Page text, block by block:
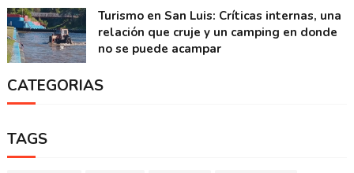
Turismo en San Luis: Críticas internas, una
relación que cruje y un camping en donde
no se puede acampar
CATEGORIAS
TAGS